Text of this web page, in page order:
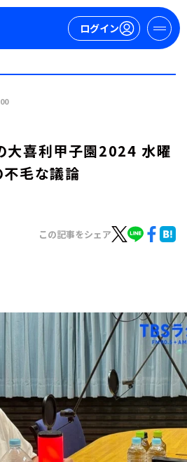
ログイン
大喜利甲子園2024 水曜
毛な議論
この記事をシェア